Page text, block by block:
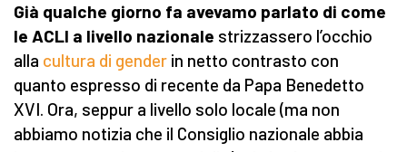
Già qualche giorno fa avevamo parlato di come
le ACLI a livello nazionale strizzassero l’occhio
alla cultura di gender in netto contrasto con
quanto espresso di recente da Papa Benedetto
XVI. Ora, seppur a livello solo locale (ma non
abbiamo notizia che il Consiglio nazionale abbia